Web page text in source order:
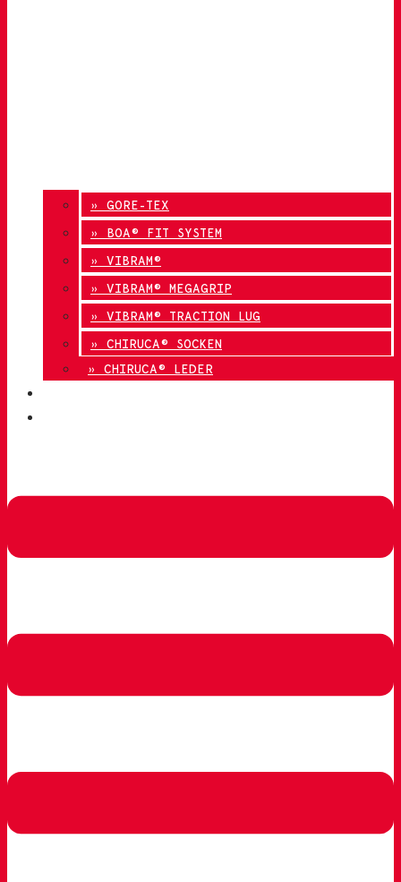
» GORE-TEX
» BOA® FIT SYSTEM
» VIBRAM®
» VIBRAM® MEGAGRIP
» VIBRAM® TRACTION LUG
» CHIRUCA® SOCKEN
» CHIRUCA® LEDER